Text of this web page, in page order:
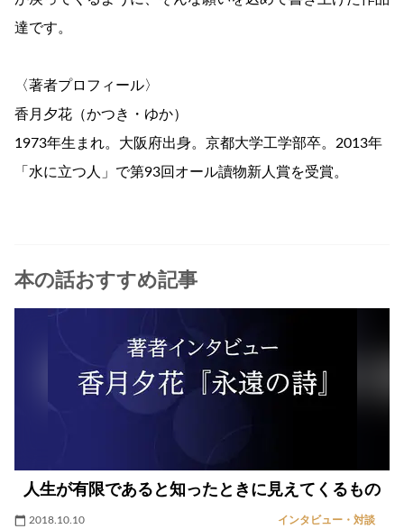
達です。
〈著者プロフィール〉
香月夕花（かつき・ゆか）
1973年生まれ。大阪府出身。京都大学工学部卒。2013年
「水に立つ人」で第93回オール讀物新人賞を受賞。
本の話おすすめ記事
人生が有限であると知ったときに見えてくるもの
2018.10.10 インタビュー・対談